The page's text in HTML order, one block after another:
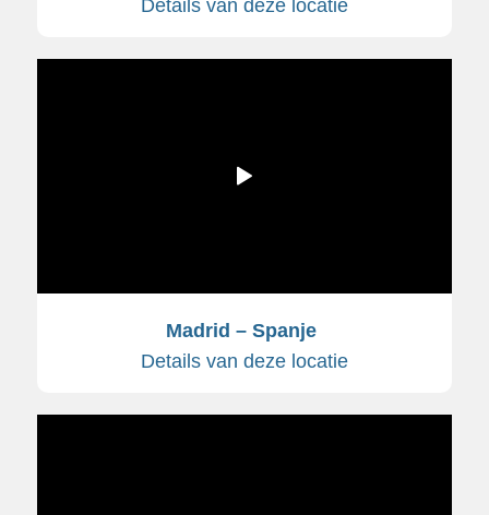
Details van deze locatie
Madrid – Spanje
Details van deze locatie